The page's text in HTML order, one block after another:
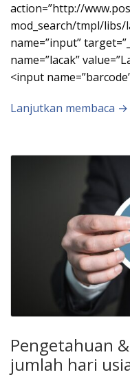
action=”http://
mod_search/tmpl/libs/
name=”input”
name=”lacak”
<input
Lanjutkan membaca →
Pengetahuan
jumlah hari